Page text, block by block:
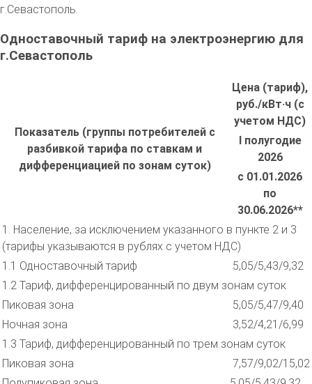
г.Севастополь.
Одноставочный тариф на электроэнергию для
г.Севастополь
Показатель (группы потребителей с
разбивкой тарифа по ставкам и
дифференциацией по зонам суток)
Цена (тариф),
руб./кВт·ч (с
учетом НДС)
I полугодие
2026
с 01.01.2026
по
30.06.2026**
1. Население, за исключением указанного в пункте 2 и 3
(тарифы указываются в рублях с учетом НДС)
1.1 Одноставочный тариф
5,05/5,43/9,32
1.2 Тариф, дифференцированный по двум зонам суток
Пиковая зона
5,05/5,47/9,40
Ночная зона
3,52/4,21/6,99
1.3 Тариф, дифференцированный по трем зонам суток
Пиковая зона
7,57/9,02/15,02